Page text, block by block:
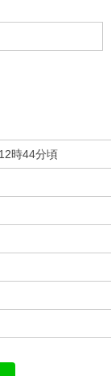
時44分頃